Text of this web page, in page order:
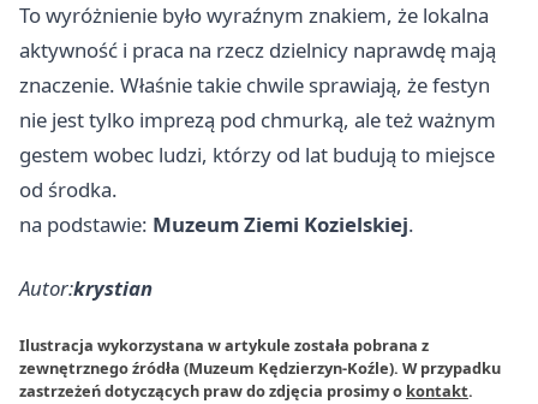
To wyróżnienie było wyraźnym znakiem, że lokalna
aktywność i praca na rzecz dzielnicy naprawdę mają
znaczenie. Właśnie takie chwile sprawiają, że festyn
nie jest tylko imprezą pod chmurką, ale też ważnym
gestem wobec ludzi, którzy od lat budują to miejsce
od środka.
na podstawie: Muzeum Ziemi Kozielskiej.
Autor:krystian
Ilustracja wykorzystana w artykule została pobrana z
zewnętrznego źródła (Muzeum Kędzierzyn-Koźle). W przypadku
zastrzeżeń dotyczących praw do zdjęcia prosimy o kontakt.